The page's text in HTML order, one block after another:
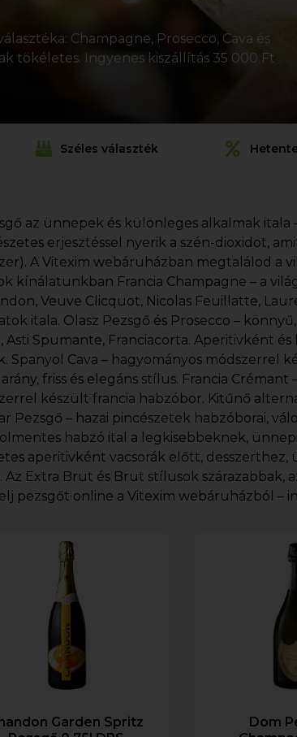
Champagne, Prosecco, Cava és
tökéletes. Ingyenes kiszállítás 35 000 Ft
Széles választék
az ünnepek és különleges alkalmak itala
erjesztéssel nyerik a szén-dioxidot,
A Vitexim webáruházban megtalálod a
kínálatunkban Francia Champagne – a
Veuve Clicquot, Nicolas Feuillatte,
itala. Olasz Pezsgő és Prosecco –
Asti Spumante, Franciacorta. Aperitivként
Spanyol Cava – hagyományos módszerrel
friss és elegáns stílus. Francia
készült francia habzóbor. Kitűnő
Pezsgő – hazai pincészetek habzóborai,
habzó ital a legkisebbeknek,
aperitivként vacsorák előtt,
Az Extra Brut és Brut stílusok szárazabbak,
pezsgőt online a Vitexim webáruházból –
Garden Spritz
Dom